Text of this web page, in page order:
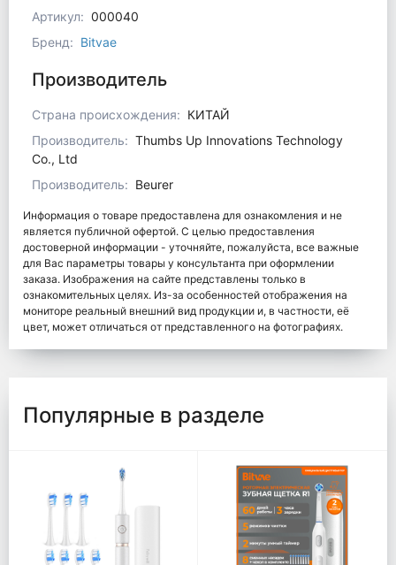
Артикул: 000040
Бренд: Bitvae
Производитель
Страна происхождения: КИТАЙ
Производитель: Thumbs Up Innovations Technology
Co., Ltd
Производитель: Beurer
Информация о товаре предоставлена для ознакомления и не
является публичной офертой. С целью предоставления
достоверной информации - уточняйте, пожалуйста, все важные
для Вас параметры товары у консультанта при оформлении
заказа. Изображения на сайте представлены только в
ознакомительных целях. Из-за особенностей отображения на
мониторе реальный внешний вид продукции и, в частности, её
цвет, может отличаться от представленного на фотографиях.
Популярные в разделе